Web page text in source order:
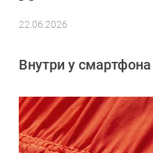
22.06.2026
Калашников
Внутри у